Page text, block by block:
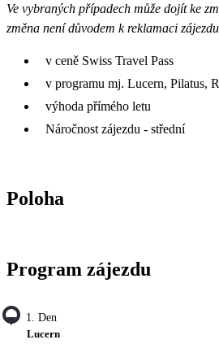
Ve vybraných případech může dojít ke
změna není důvodem k reklamaci
v ceně Swiss Travel Pass
v programu mj. Lucern, Pilatus,
výhoda přímého letu
Náročnost zájezdu - střední
Poloha
Program zájezdu
1. Den
Lucern